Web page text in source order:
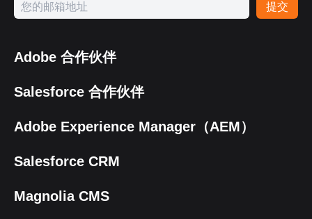
提交
Adobe 合作伙伴
Salesforce 合作伙伴
Adobe Experience Manager（AEM）
Salesforce CRM
Magnolia CMS